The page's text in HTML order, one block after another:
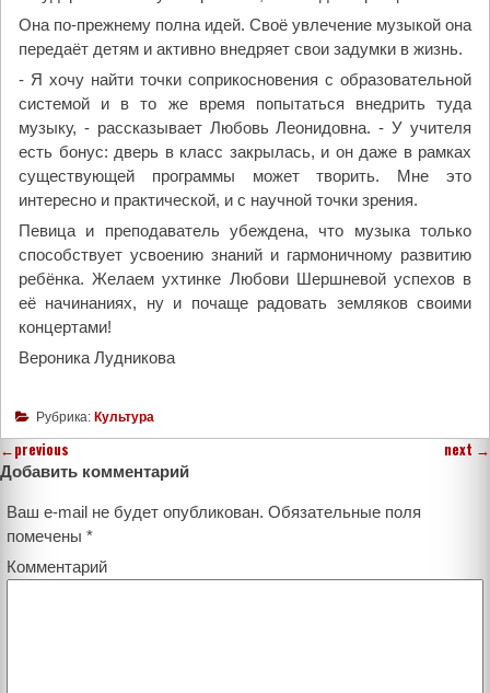
Она по-прежнему полна идей. Своё увлечение музыкой она
передаёт детям и активно внедряет свои задумки в жизнь.
- Я хочу найти точки соприкосновения с образовательной
системой и в то же время попытаться внедрить туда
музыку, - рассказывает Любовь Леонидовна. - У учителя
есть бонус: дверь в класс закрылась, и он даже в рамках
существующей программы может творить. Мне это
интересно и практической, и с научной точки зрения.
Певица и преподаватель убеждена, что музыка только
способствует усвоению знаний и гармоничному развитию
ребёнка. Желаем ухтинке Любови Шершневой успехов в
её начинаниях, ну и почаще радовать земляков своими
концертами!
Вероника Лудникова
Рубрика: Культура
←previous next →
Добавить комментарий
Ваш e-mail не будет опубликован. Обязательные поля
помечены *
Комментарий